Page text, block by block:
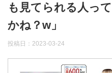
も見てられる人っ
かね？w」
投稿日： 2023-03-24